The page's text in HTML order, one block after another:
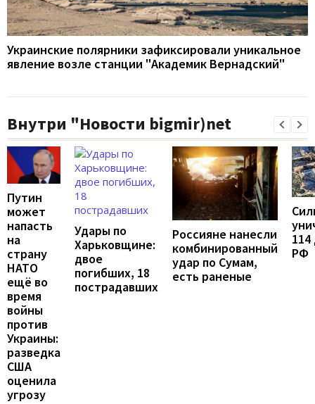
Украинские полярники зафиксировали уникальное
явление возле станции "Академик Вернадский"
Внутри "Новости bigmir)net
Путин
может
напасть
на
страну
НАТО
ещё во
время
войны
против
Украины:
разведка
США
оценила
угрозу
Удары по
Харьковщине:
двое
погибших, 18
пострадавших
Россияне нанесли
комбинированный
удар по Сумам,
есть раненые
РФ